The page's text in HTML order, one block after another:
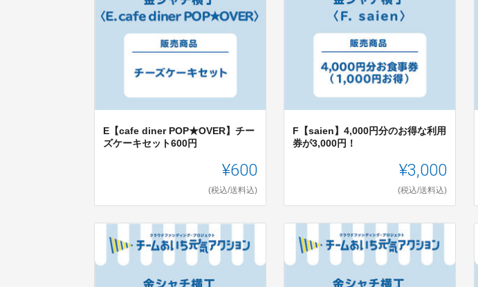
E【cafe diner POP★OVER】チー
ズケーキセット600円
¥600
(税込/送料込)
F【saien】4,000円分のお得な利用
券が3,000円！
¥3,000
(税込/送料込)